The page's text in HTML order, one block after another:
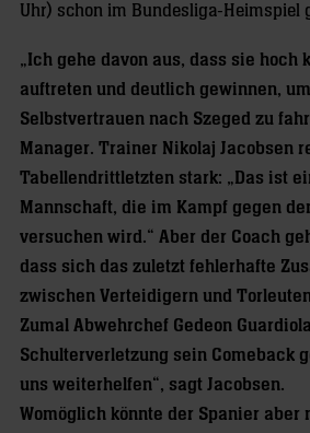
Uhr) schon im Bundesliga-Heimspiel
„Ich gehe davon aus, dass sie hoch
auftreten und deutlich gewinnen,
Selbstvertrauen nach Szeged zu
Manager. Trainer Nikolaj Jacobsen
Tabellendrittletzten stark: „Das ist
Mannschaft, die im Kampf gegen
versuchen wird.“ Aber der Coach
dass sich das zuletzt fehlerhafte
zwischen Verteidigern und
Zumal Abwehrchef Gedeon
Schulterverletzung sein Comeback
uns weiterhelfen“, sagt Jacobsen.
Womöglich könnte der Spanier aber